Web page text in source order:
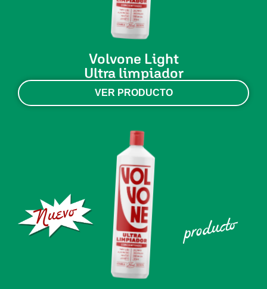
Volvone Light
Ultra limpiador
VER PRODUCTO
producto
Nuevo